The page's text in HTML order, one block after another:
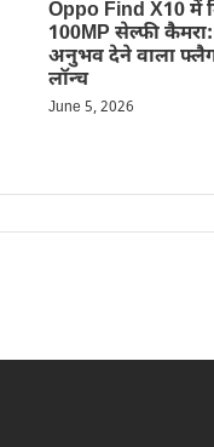
Oppo Find X10 में
100MP सेल्फी कैमरा:
अनुभव देने वाला
लॉन्च
June 5, 2026